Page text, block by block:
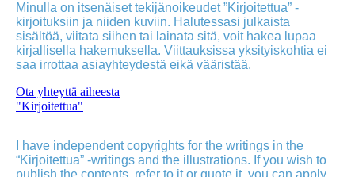
Minulla on itsenäiset tekijänoikeudet ”Kirjoitettua” -
kirjoituksiin ja niiden kuviin. Halutessasi julkaista
sisältöä, viitata siihen tai lainata sitä, voit hakea lupaa
kirjallisella hakemuksella. Viittauksissa yksityiskohtia ei
saa irrottaa asiayhteydestä eikä vääristää.
Ota yhteyttä aiheesta
"Kirjoitettua"
I have independent copyrights for the writings in the
“Kirjoitettua” -writings and the illustrations. If you wish to